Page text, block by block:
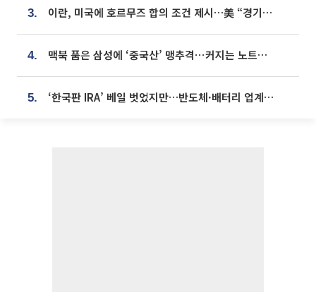
3. 이란, 미국에 호르무즈 합의 조건 제시…美 “경기 아직 안 끝나” [종합]
4. 맥북 품은 삼성에 ‘중국산’ 맹추격⋯커지는 노트북 OLED 시장
5. ‘한국판 IRA’ 베일 벗었지만…반도체·배터리 업계 “시행령이 관건”